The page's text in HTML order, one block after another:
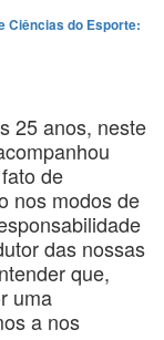
Ciências do Esporte:
25 anos, neste
de
nos modos de
das nossas
que,
uma
a nos